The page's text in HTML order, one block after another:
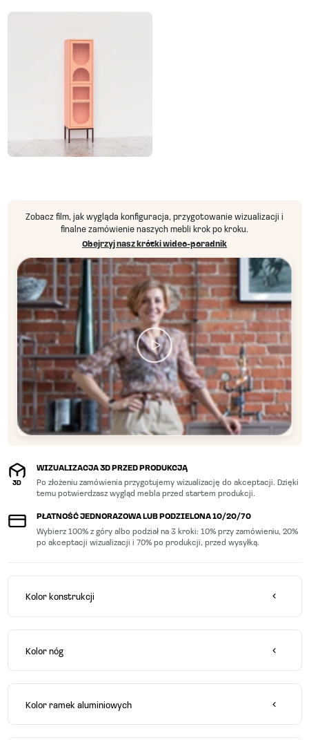
O nas
Inspiracje
Zobacz film, jak wygląda konfiguracja, przygotowanie wizualizacji i
finalne zamówienie naszych mebli krok po kroku.
Obejrzyj nasz krótki wideo-poradnik
3D
WIZUALIZACJA 3D PRZED PRODUKCJĄ
Po złożeniu zamówienia przygotujemy wizualizację do akceptacji. Dzięki
temu potwierdzasz wygląd mebla przed startem produkcji.
PŁATNOŚĆ JEDNORAZOWA LUB PODZIELONA 10/20/70
Wybierz 100% z góry albo podział na 3 kroki: 10% przy zamówieniu, 20%
po akceptacji wizualizacji i 70% po produkcji, przed wysyłką.
Kolor konstrukcji
Kolor nóg
Kolor ramek aluminiowych